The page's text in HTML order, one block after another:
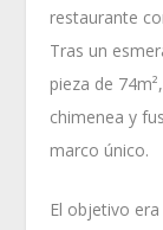
restaurante
Tras un
pieza de
chimenea y
marco único.
El objetivo